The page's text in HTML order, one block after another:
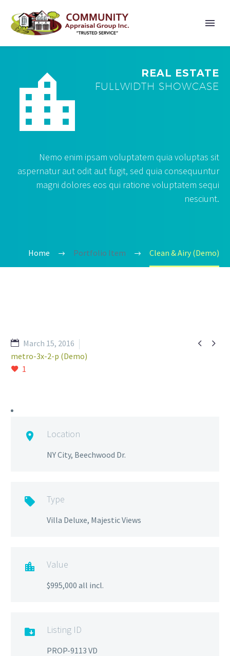

 REAL ESTATE
FULLWIDTH SHOWCASE
Nemo enim ipsam voluptatem quia voluptas sit
aspernatur aut odit aut fugit, sed quia consequuntur
magni dolores eos qui ratione voluptatem sequi
nesciunt.
Home Portfolio Item Clean & Airy (Demo)
 
March 15, 2016
metro-3x-2-p (Demo)
1
 Location
NY City, Beechwood Dr.
 Type
Villa Deluxe, Majestic Views
 Value
$995,000 all incl.
 Listing ID
PROP-9113 VD